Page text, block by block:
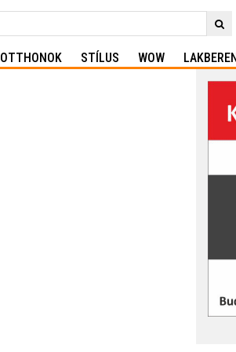
OTTHONOK STÍLUS WOW